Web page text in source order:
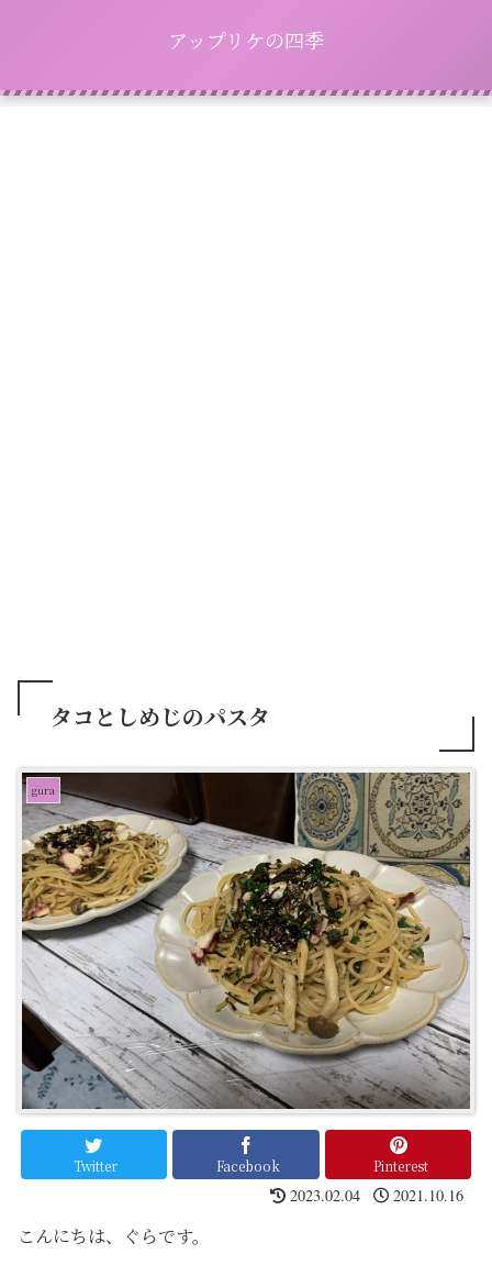
アップリケの四季
タコとしめじのパスタ
gura
Twitter Facebook Pinterest
2023.02.04 2021.10.16
こんにちは、ぐらです。